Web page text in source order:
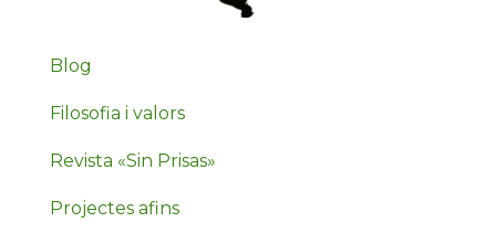
Blog
Filosofia i valors
Revista «Sin Prisas»
Projectes afins